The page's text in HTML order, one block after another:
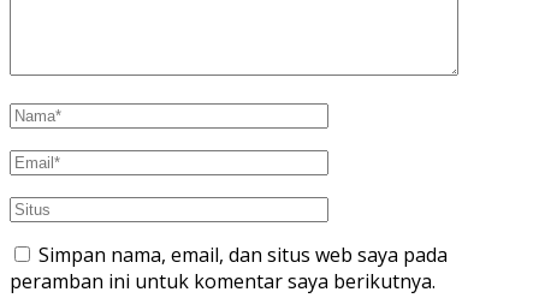
Simpan nama, email, dan situs web saya pada
peramban ini untuk komentar saya berikutnya.